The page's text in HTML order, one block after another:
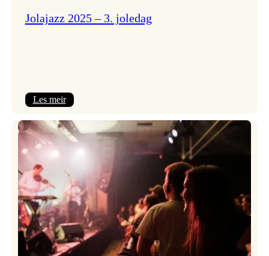
Jolajazz 2025 – 3. joledag
Les meir:
2025
–
joledag